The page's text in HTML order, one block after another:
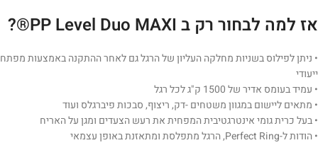
אז למה לבחור רק ב PP Level Duo MAXI®?
• ניתן לפילוס בשניות מחלקה העליון של הרגל גם לאחר ההתקנה באמצעות מפתח
ייעודי
• עמיד בעומס אדיר של 1500 ק"ג לכל רגל
• מתאים ליישום במגוון משטחים -דק, ריצוף, סבכות פיברגלס ועוד
• בעל כרית גומי אינטרגטיבית המפחית את רעש הצעדים ומגן על האריח
• הודות ל-Perfect Ring, הרגל מתפלסת ומתאזנת באופן עצמאי